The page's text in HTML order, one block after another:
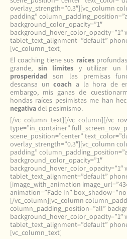
overlay_strength=”0.3″][vc_column
padding”
background_color_opacity=”1″
background_hover_color_opacity=”1″
tablet_text_alignment=”default”
[vc_column_text]
El coaching tiene sus raíces
grande, sin límites y utilizar un
prosperidad son las premisas
descansa uncoach a la hora de
embargo, mis ganas de
hondas raíces pesimistas me han
negativadel pesimismo.
[/vc_column_text][/vc_column][/
type=”in_container”
scene_position=”center”
overlay_strength=”0.3″][vc_column
padding”
background_color_opacity=”1″
background_hover_color_opacity=”1″
tablet_text_alignment=”default”
[image_with_animation
animation=”Fade In”
[/vc_column][vc_column
column_padding_position=”all”
background_hover_color_opacity=”1″
tablet_text_alignment=”default”
[vc_column_text]